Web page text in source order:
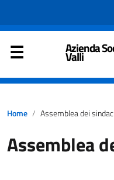
Azienda
Valli
Home Assemblea dei sindaci
Assemblea